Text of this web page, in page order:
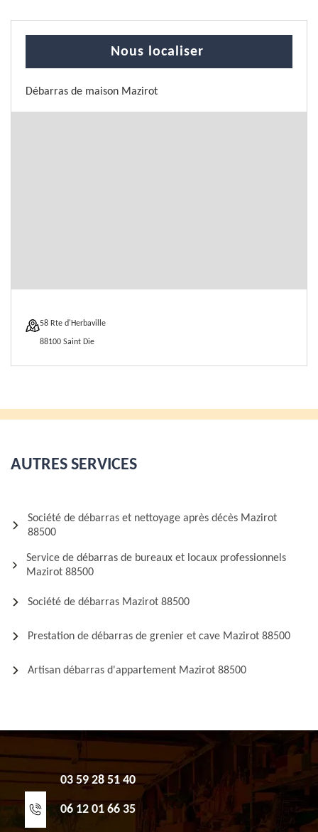
Nous localiser
Débarras de maison Mazirot
58 Rte d'Herbaville
88100 Saint Die
AUTRES SERVICES
Société de débarras et nettoyage après décès Mazirot
88500
Service de débarras de bureaux et locaux professionnels
Mazirot 88500
Société de débarras Mazirot 88500
Prestation de débarras de grenier et cave Mazirot 88500
Artisan débarras d'appartement Mazirot 88500
03 59 28 51 40
06 12 01 66 35